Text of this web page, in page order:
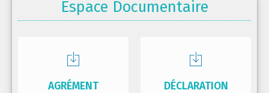
Espace Documentaire
AGRÉMENT
DÉCLARATION